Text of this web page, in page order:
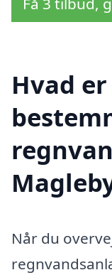
Hvad
Når du